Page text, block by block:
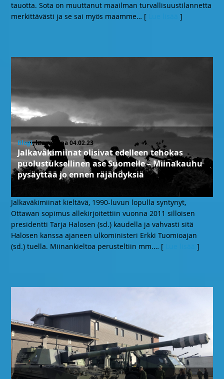
tauotta. Sota on muuttanut maailman turvallisuustilannetta
merkittävästi ja se sai myös maamme… [ ]
Blogi, lauantaina 04.02.23
Jalkaväkimiinat olisivat edelleen tehokas
puolustuksellinen ase Suomelle – Miinakauhu
pysäyttää jo ennen räjähdyksiä
Jalkaväkimiinat kieltävä, 1990-luvun lopulla syntynyt,
Ottawan sopimus allekirjoitettiin vuonna 2011 silloisen
presidentti Tarja Halosen (sd.) kaudella ja vahvasti sitä
Halosen kanssa ajaneen ulkoministeri Erkki Tuomioajan
(sd.) tuella. Miinankieltoa perusteltiin mm.… [ ]